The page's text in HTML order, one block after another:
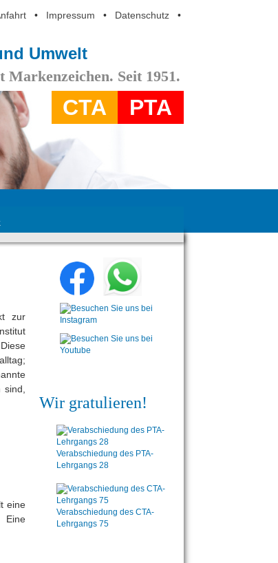
• Impressum • Datenschutz •
Umwelt
Markenzeichen. Seit 1951.
CTA PTA
zur
eine
Wir gratulieren!
Verabschiedung des PTA-
Lehrgangs 28
Verabschiedung des CTA-
Lehrgangs 75